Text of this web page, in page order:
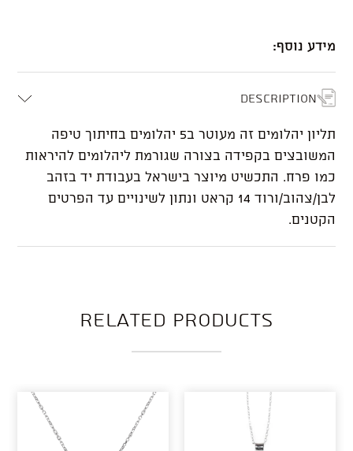
מידע נוסף:
Description
תליון יהלומים זה מעוטר ב5 יהלומים בחיתוך טיפה
המשובצים בקפידה בצורה שגורמת ליהלומים להיראות
כמו פרח. התכשיט מיוצר בישראל בעבודת יד בזהב
לבן/צהוב/ורוד 14 קראט ונתון לשינויים עד הפרטים
הקטנים.
Related products